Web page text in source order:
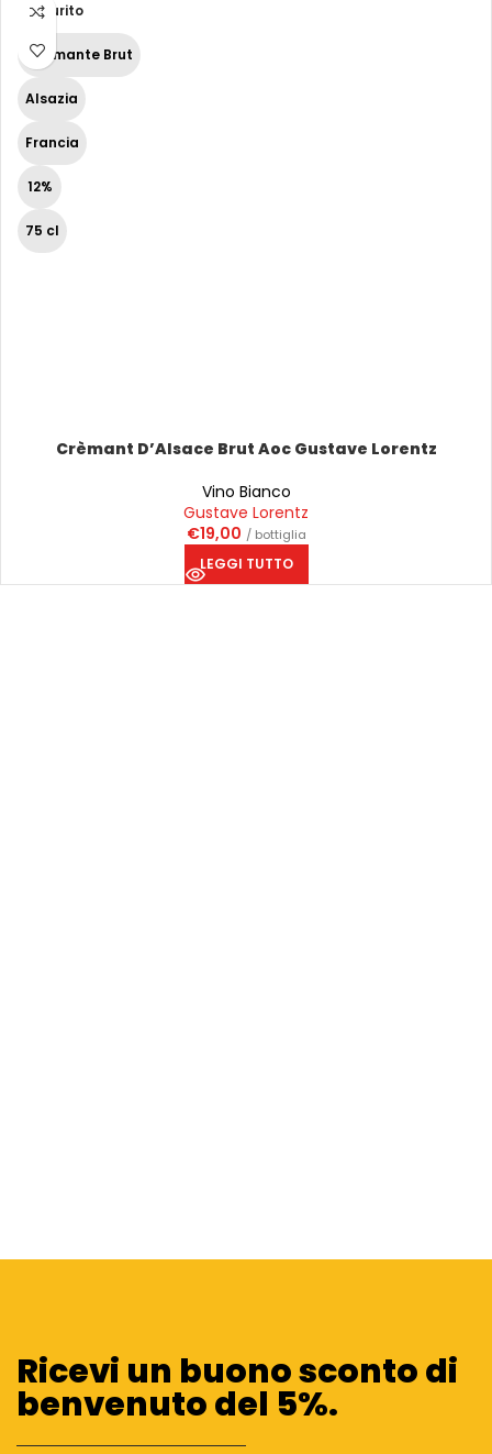
Esaurito
Spumante Brut
Alsazia
Francia
12%
75 cl
Crèmant D’Alsace Brut Aoc Gustave Lorentz
Vino Bianco
Gustave Lorentz
€19,00 / bottiglia
LEGGI TUTTO
Ricevi un buono sconto di
benvenuto del 5%.